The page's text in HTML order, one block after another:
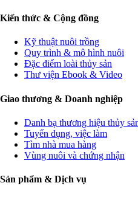
Kiến thức & Cộng đồng
Kỹ thuật nuôi trồng
Quy trình & mô hình nuôi
Đặc điểm loài thủy sản
Thư viện Ebook & Video
Giao thương & Doanh nghiệp
Danh bạ thương hiệu thủy
Tuyển dụng, việc làm
Tìm nhà mua hàng
Vùng nuôi và chứng nhận
Sản phẩm & Dịch vụ